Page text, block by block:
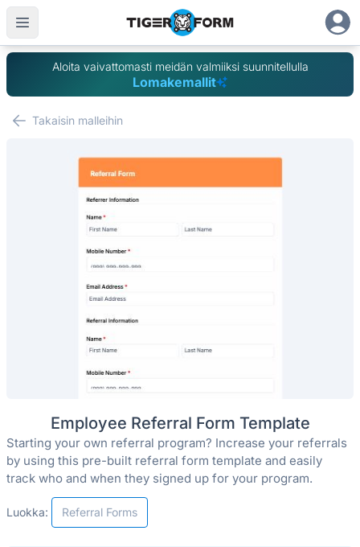
Aloita vaivattomasti meidän valmiiksi suunnitellulla
Lomakemallit
Takaisin malleihin
Employee Referral Form Template
Starting your own referral program? Increase your referrals
by using this pre-built referral form template and easily
track who and when they signed up for your program.
Luokka: Referral Forms